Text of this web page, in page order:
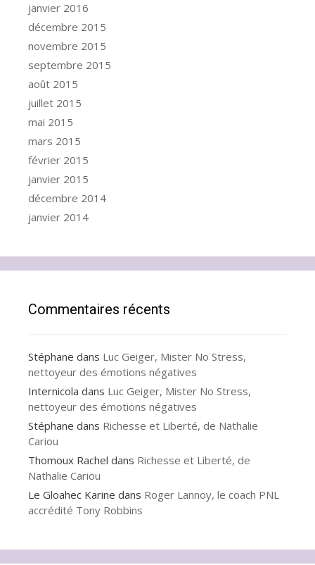
janvier 2016
décembre 2015
novembre 2015
septembre 2015
août 2015
juillet 2015
mai 2015
mars 2015
février 2015
janvier 2015
décembre 2014
janvier 2014
Commentaires récents
Stéphane dans Luc Geiger, Mister No Stress,
nettoyeur des émotions négatives
Internicola dans Luc Geiger, Mister No Stress,
nettoyeur des émotions négatives
Stéphane dans Richesse et Liberté, de Nathalie
Cariou
Thomoux Rachel dans Richesse et Liberté, de
Nathalie Cariou
Le Gloahec Karine dans Roger Lannoy, le coach PNL
accrédité Tony Robbins